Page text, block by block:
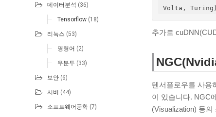
데이터분석 (36)
Tensorflow (18)
리눅스 (53)
명령어 (2)
우분투 (33)
보안 (6)
서버 (44)
소프트웨어공학 (7)
Volta, Turing)
추가로
텐서플로우를 사용
이 있습니다. NGC
(Visualization) 등